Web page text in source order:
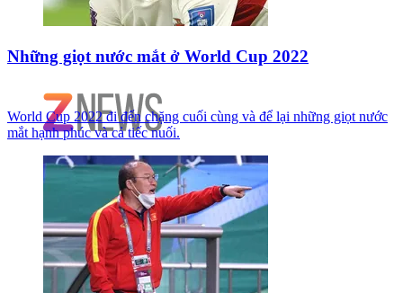
Những giọt nước mắt ở World Cup 2022
World Cup 2022 đi đến chặng cuối cùng và để lại những giọt nước
mắt hạnh phúc và cả tiếc nuối.